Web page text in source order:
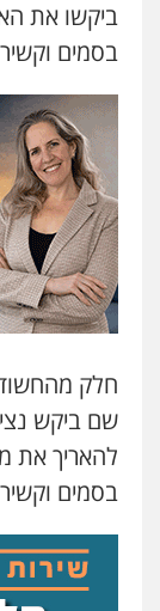
בסמים
חלק
שם ביקש
להאריך את
בסמים